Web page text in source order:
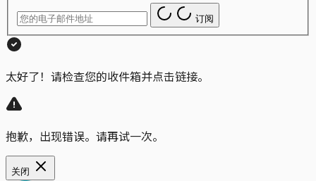
订阅
太好了！请检查您的收件箱并点击链接。
抱歉，出现错误。请再试一次。
关闭